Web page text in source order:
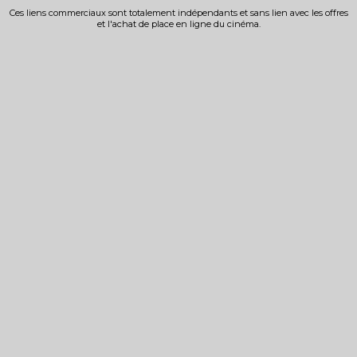
Ces liens commerciaux sont totalement indépendants et sans lien avec les offres
et l'achat de place en ligne du cinéma.